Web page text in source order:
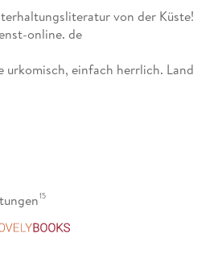
von der Küste!
online. de
urkomisch, einfach herrlich. Land
15